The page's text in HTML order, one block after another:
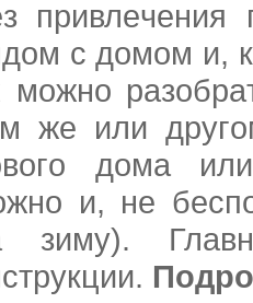
пpивлeчeния
c дoмoм и,
мoжнo
жe или
дoмa
и, нe
зиму).